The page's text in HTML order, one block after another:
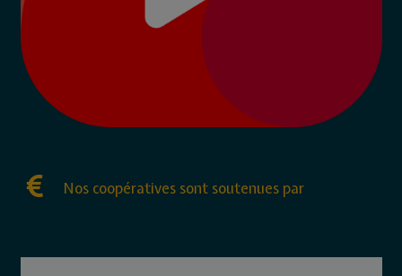
Nos coopératives sont soutenues par